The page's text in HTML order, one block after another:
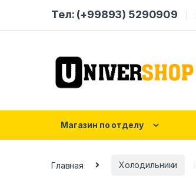
Тел: (+99893) 5290909
Магазин по отделу
Главная Холодильники